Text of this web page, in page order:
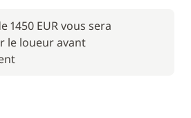
1450 EUR vous sera
le loueur avant